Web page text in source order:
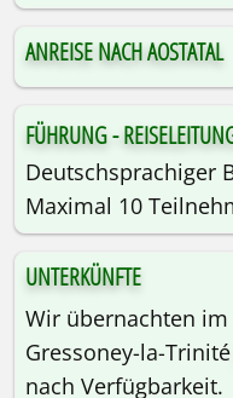
ANREISE NACH AOSTATAL
FÜHRUNG -
Deutschsprachiger
Maximal 10
UNTERKÜNFTE
Wir übernachten
Gressoney-la-Trinité
nach Verfügbarkeit.